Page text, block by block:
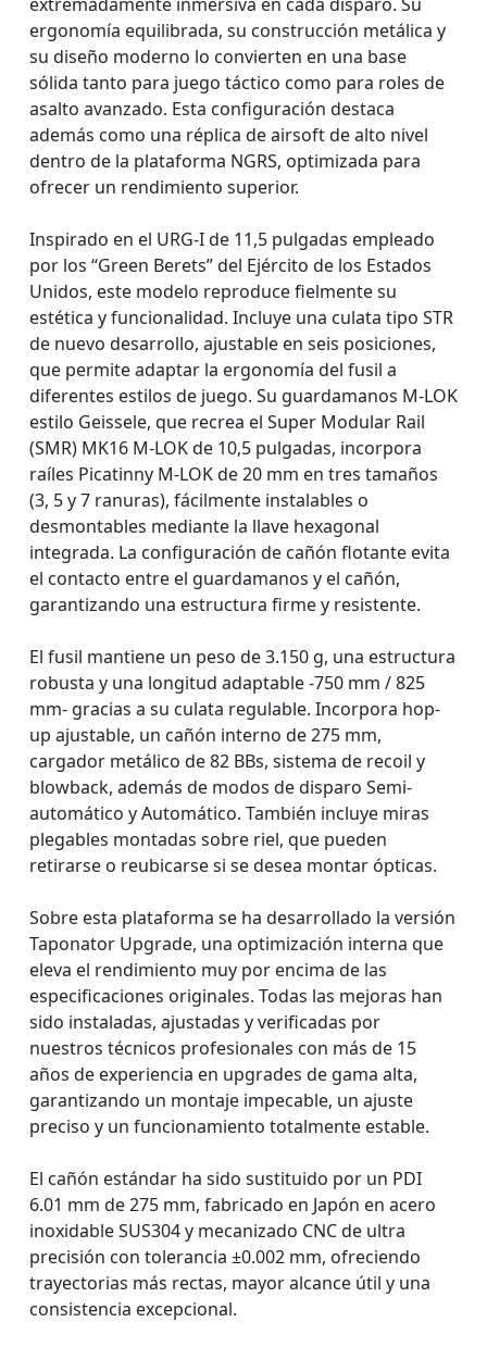
ergonomía equilibrada, su construcción metálica y
su diseño moderno lo convierten en una base
sólida tanto para juego táctico como para roles de
asalto avanzado. Esta configuración destaca
además como una réplica de airsoft de alto nivel
dentro de la plataforma NGRS, optimizada para
ofrecer un rendimiento superior.
Inspirado en el URG-I de 11,5 pulgadas empleado
por los “Green Berets” del Ejército de los Estados
Unidos, este modelo reproduce fielmente su
estética y funcionalidad. Incluye una culata tipo STR
de nuevo desarrollo, ajustable en seis posiciones,
que permite adaptar la ergonomía del fusil a
diferentes estilos de juego. Su guardamanos M-LOK
estilo Geissele, que recrea el Super Modular Rail
(SMR) MK16 M-LOK de 10,5 pulgadas, incorpora
raíles Picatinny M-LOK de 20 mm en tres tamaños
(3, 5 y 7 ranuras), fácilmente instalables o
desmontables mediante la llave hexagonal
integrada. La configuración de cañón flotante evita
el contacto entre el guardamanos y el cañón,
garantizando una estructura firme y resistente.
El fusil mantiene un peso de 3.150 g, una estructura
robusta y una longitud adaptable -750 mm / 825
mm- gracias a su culata regulable. Incorpora hop-
up ajustable, un cañón interno de 275 mm,
cargador metálico de 82 BBs, sistema de recoil y
blowback, además de modos de disparo Semi-
automático y Automático. También incluye miras
plegables montadas sobre riel, que pueden
retirarse o reubicarse si se desea montar ópticas.
Sobre esta plataforma se ha desarrollado la versión
Taponator Upgrade, una optimización interna que
eleva el rendimiento muy por encima de las
especificaciones originales. Todas las mejoras han
sido instaladas, ajustadas y verificadas por
nuestros técnicos profesionales con más de 15
años de experiencia en upgrades de gama alta,
garantizando un montaje impecable, un ajuste
preciso y un funcionamiento totalmente estable.
El cañón estándar ha sido sustituido por un PDI
6.01 mm de 275 mm, fabricado en Japón en acero
inoxidable SUS304 y mecanizado CNC de ultra
precisión con tolerancia ±0.002 mm, ofreciendo
trayectorias más rectas, mayor alcance útil y una
consistencia excepcional.